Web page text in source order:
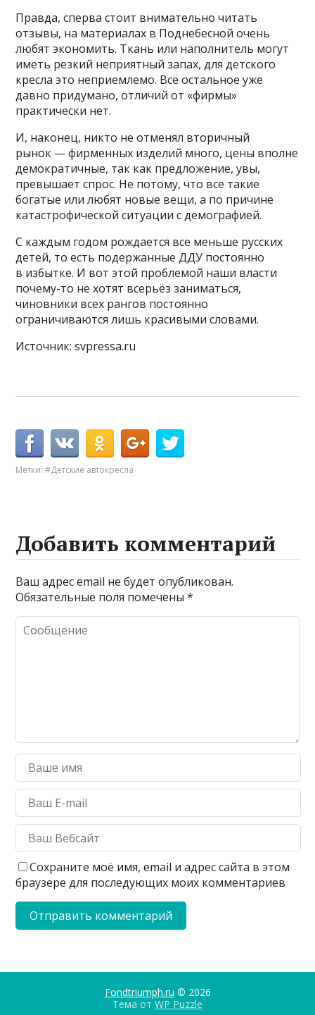
Правда, сперва стоит внимательно читать
отзывы, на материалах в Поднебесной очень
любят экономить. Ткань или наполнитель могут
иметь резкий неприятный запах, для детского
кресла это неприемлемо. Всё остальное уже
давно придумано, отличий от «фирмы»
практически нет.
И, наконец, никто не отменял вторичный
рынок — фирменных изделий много, цены вполне
демократичные, так как предложение, увы,
превышает спрос. Не потому, что все такие
богатые или любят новые вещи, а по причине
катастрофической ситуации с демографией.
С каждым годом рождается все меньше русских
детей, то есть подержанные ДДУ постоянно
в избытке. И вот этой проблемой наши власти
почему-то не хотят всерьёз заниматься,
чиновники всех рангов постоянно
ограничиваются лишь красивыми словами.
Источник: svpressa.ru
Метки:#Детские автокресла
Добавить комментарий
Ваш адрес email не будет опубликован.
Обязательные поля помечены*
Сохраните моё имя, email и адрес сайта в этом
браузере для последующих моих комментариев
Fondtriumph.ru © 2026
Тема от WP Puzzle